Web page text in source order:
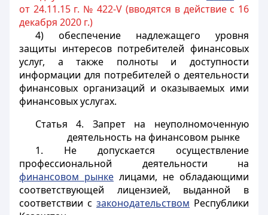
от 24.11.15 г. № 422-V (вводятся в действие с 16
декабря 2020 г.)
4) обеспечение надлежащего уровня
защиты интересов потребителей финансовых
услуг, а также полноты и доступности
информации для потребителей о деятельности
финансовых организаций и оказываемых ими
финансовых услугах.
Статья 4. Запрет на неуполномоченную
деятельность на финансовом рынке
1. Не допускается осуществление
профессиональной деятельности на
финансовом рынке лицами, не обладающими
соответствующей лицензией, выданной в
соответствии с законодательством Республики